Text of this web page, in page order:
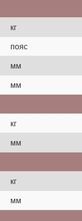
кг
пояс
мм
мм
кг
мм
кг
мм